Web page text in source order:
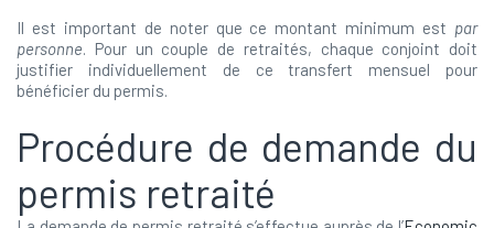
Il est important de noter que ce montant minimum est par
personne. Pour un couple de retraités, chaque conjoint doit
justifier individuellement de ce transfert mensuel pour
bénéficier du permis.
Procédure de demande du
permis retraité